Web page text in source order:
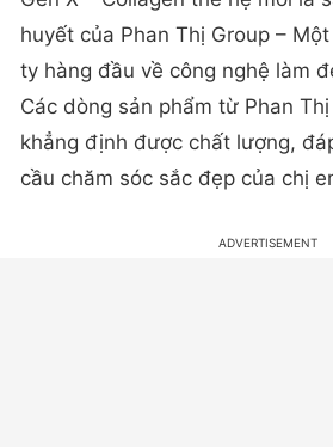
huyết của Phan Thị Group –
ty hàng đầu về công nghệ làm
Các dòng sản phẩm từ Phan
khẳng định được chất lượng,
cầu chăm sóc sắc đẹp của chị